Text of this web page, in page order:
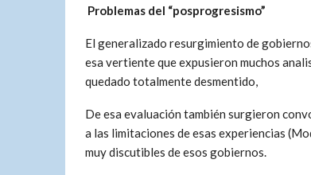
Problemas del “posprogresismo”
El generalizado resurgimiento de
esa vertiente que expusieron muchos
quedado totalmente desmentido,
De esa evaluación también surgieron
a las limitaciones de esas experiencias
muy discutibles de esos gobiernos.